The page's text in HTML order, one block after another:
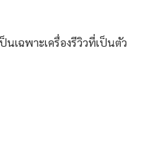
นเฉพาะเครื่องรีวิวที่เป็นตัว